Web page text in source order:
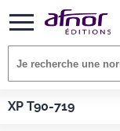
XP T90-719
Afnor EDITIONS